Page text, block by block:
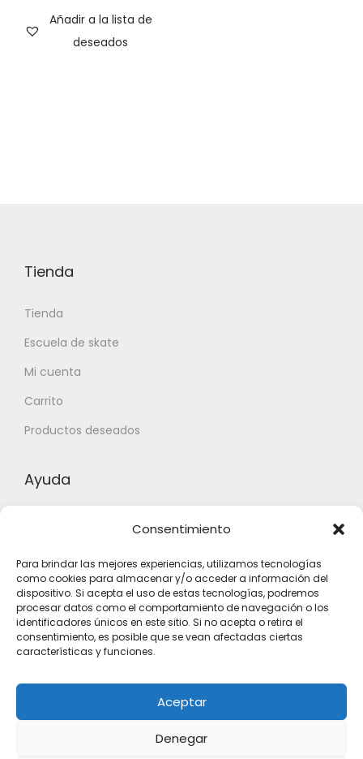
Consentimiento
Para brindar las mejores experiencias, utilizamos tecnologías
como cookies para almacenar y/o acceder a información del
dispositivo. Si acepta el uso de estas tecnologías, podremos
procesar datos como el comportamiento de navegación o los
identificadores únicos en este sitio. Si no acepta o retira el
consentimiento, es posible que se vean afectadas ciertas
características y funciones.
Aceptar
Denegar
Añadir a la lista de
deseados
Tienda
Tienda
Escuela de skate
Mi cuenta
Carrito
Productos deseados
Ayuda
Términos y condiciones
Suscribete